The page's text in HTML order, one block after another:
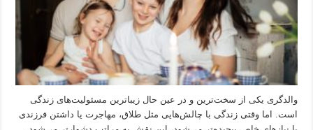
والدگری یکی از سخت‌ترین و در عین حال زیباترین مسئولیت‌های زندگی
است. اما وقتی زندگی با چالش‌هایی مثل طلاق، مهاجرت یا داشتن فرزندی